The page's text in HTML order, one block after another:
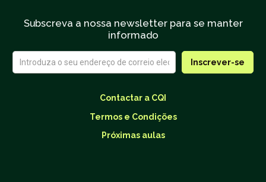
Subscreva a nossa newsletter para se manter
informado
Contactar a CQI
Termos e Condições
Próximas aulas